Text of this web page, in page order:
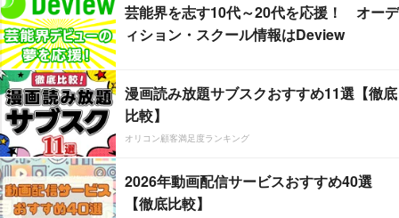
芸能界を志す10代～20代を応援！ オーデ
ィション・スクール情報はDeview
漫画読み放題サブスクおすすめ11選【徹底
比較】
オリコン顧客満足度ランキング
2026年動画配信サービスおすすめ40選
【徹底比較】